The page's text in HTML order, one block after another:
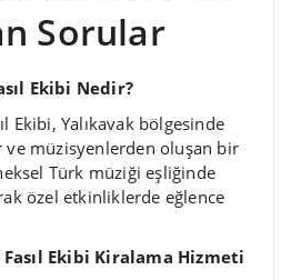
Sorular
Ekibi Nedir?
Ekibi, Yalıkavak bölgesinde
ve müzisyenlerden oluşan bir
Türk müziği eşliğinde
özel etkinliklerde eğlence
Ekibi Kiralama Hizmeti